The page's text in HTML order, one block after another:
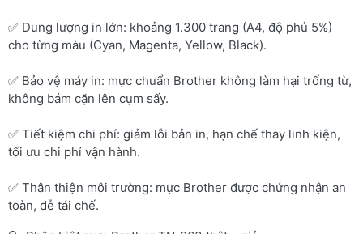
✅ Dung lượng in lớn: khoảng 1.300 trang (A4, độ phủ 5%)
cho từng màu (Cyan, Magenta, Yellow, Black).
✅ Bảo vệ máy in: mực chuẩn Brother không làm hại trống từ,
không bám cặn lên cụm sấy.
✅ Tiết kiệm chi phí: giảm lỗi bản in, hạn chế thay linh kiện,
tối ưu chi phí vận hành.
✅ Thân thiện môi trường: mực Brother được chứng nhận an
toàn, dễ tái chế.